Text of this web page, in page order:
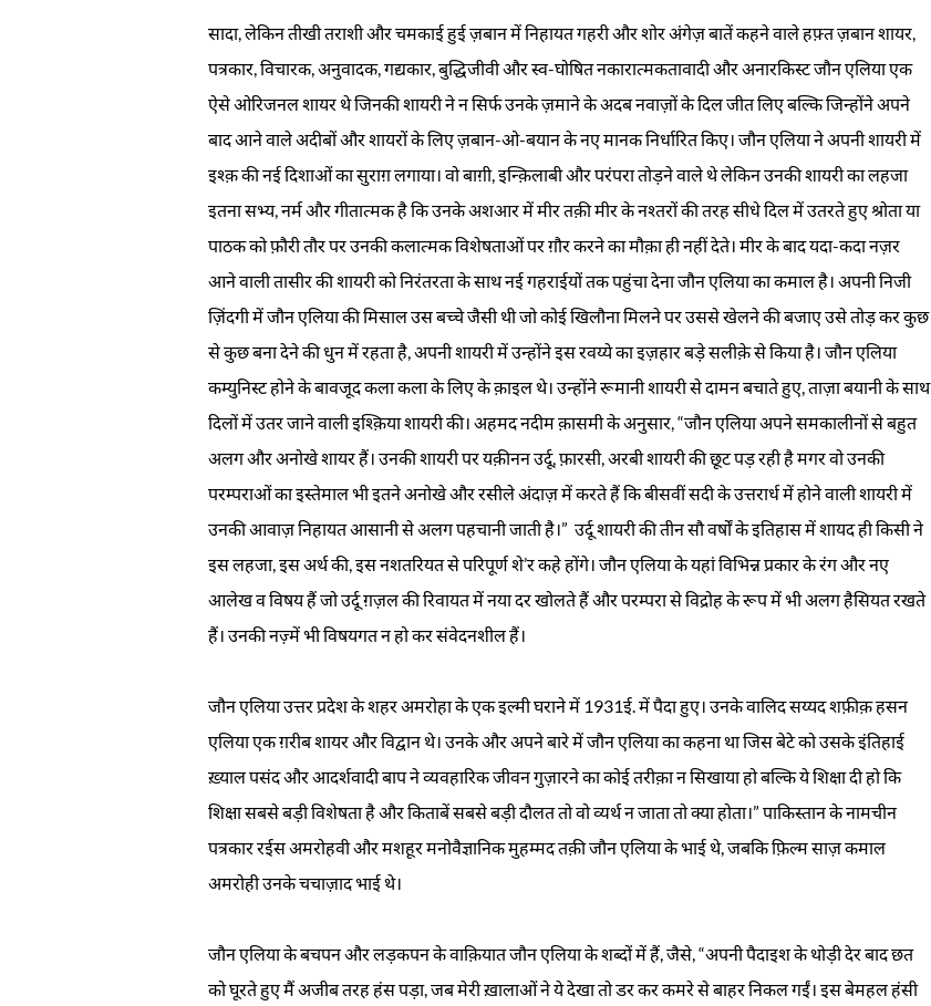
सादा, लेकिन तीखी तराशी और चमकाई हुई ज़बान में निहायत गहरी और शोर अंगेज़ बातें कहने वाले हफ़्त ज़बान शायर,
पत्रकार, विचारक, अनुवादक, गद्यकार, बुद्धिजीवी और स्व-घोषित नकारात्मकतावादी और अनारकिस्ट जौन एलिया एक
ऐसे ओरिजनल शायर थे जिनकी शायरी ने न सिर्फ उनके ज़माने के अदब नवाज़ों के दिल जीत लिए बल्कि जिन्होंने अपने
बाद आने वाले अदीबों और शायरों के लिए ज़बान-ओ-बयान के नए मानक निर्धारित किए। जौन एलिया ने अपनी शायरी में
इश्क़ की नई दिशाओं का सुराग़ लगाया। वो बाग़ी, इन्क़िलाबी और परंपरा तोड़ने वाले थे लेकिन उनकी शायरी का लहजा
इतना सभ्य, नर्म और गीतात्मक है कि उनके अशआर में मीर तक़ी मीर के नश्तरों की तरह सीधे दिल में उतरते हुए श्रोता या
पाठक को फ़ौरी तौर पर उनकी कलात्मक विशेषताओं पर ग़ौर करने का मौक़ा ही नहीं देते। मीर के बाद यदा-कदा नज़र
आने वाली तासीर की शायरी को निरंतरता के साथ नई गहराईयों तक पहुंचा देना जौन एलिया का कमाल है। अपनी निजी
ज़िंदगी में जौन एलिया की मिसाल उस बच्चे जैसी थी जो कोई खिलौना मिलने पर उससे खेलने की बजाए उसे तोड़ कर कुछ
से कुछ बना देने की धुन में रहता है, अपनी शायरी में उन्होंने इस रवय्ये का इज़हार बड़े सलीक़े से किया है। जौन एलिया
कम्युनिस्ट होने के बावजूद कला कला के लिए के क़ाइल थे। उन्होंने रूमानी शायरी से दामन बचाते हुए, ताज़ा बयानी के साथ
दिलों में उतर जाने वाली इश्क़िया शायरी की। अहमद नदीम क़ासमी के अनुसार, “जौन एलिया अपने समकालीनों से बहुत
अलग और अनोखे शायर हैं। उनकी शायरी पर यक़ीनन उर्दू, फ़ारसी, अरबी शायरी की छूट पड़ रही है मगर वो उनकी
परम्पराओं का इस्तेमाल भी इतने अनोखे और रसीले अंदाज़ में करते हैं कि बीसवीं सदी के उत्तरार्ध में होने वाली शायरी में
उनकी आवाज़ निहायत आसानी से अलग पहचानी जाती है।” उर्दू शायरी की तीन सौ वर्षों के इतिहास में शायद ही किसी ने
इस लहजा, इस अर्थ की, इस नशतरियत से परिपूर्ण शे’र कहे होंगे। जौन एलिया के यहां विभिन्न प्रकार के रंग और नए
आलेख व विषय हैं जो उर्दू ग़ज़ल की रिवायत में नया दर खोलते हैं और परम्परा से विद्रोह के रूप में भी अलग हैसियत रखते
हैं। उनकी नज़्में भी विषयगत न हो कर संवेदनशील हैं।
जौन एलिया उत्तर प्रदेश के शहर अमरोहा के एक इल्मी घराने में 1931ई. में पैदा हुए। उनके वालिद सय्यद शफ़ीक़ हसन
एलिया एक ग़रीब शायर और विद्वान थे। उनके और अपने बारे में जौन एलिया का कहना था जिस बेटे को उसके इंतिहाई
ख़्याल पसंद और आदर्शवादी बाप ने व्यवहारिक जीवन गुज़ारने का कोई तरीक़ा न सिखाया हो बल्कि ये शिक्षा दी हो कि
शिक्षा सबसे बड़ी विशेषता है और किताबें सबसे बड़ी दौलत तो वो व्यर्थ न जाता तो क्या होता।” पाकिस्तान के नामचीन
पत्रकार रईस अमरोहवी और मशहूर मनोवैज्ञानिक मुहम्मद तक़ी जौन एलिया के भाई थे, जबकि फ़िल्म साज़ कमाल
अमरोही उनके चचाज़ाद भाई थे।
जौन एलिया के बचपन और लड़कपन के वाक़ियात जौन एलिया के शब्दों में हैं, जैसे, “अपनी पैदाइश के थोड़ी देर बाद छत
को घूरते हुए मैं अजीब तरह हंस पड़ा, जब मेरी ख़ालाओं ने ये देखा तो डर कर कमरे से बाहर निकल गईं। इस बेमहल हंसी